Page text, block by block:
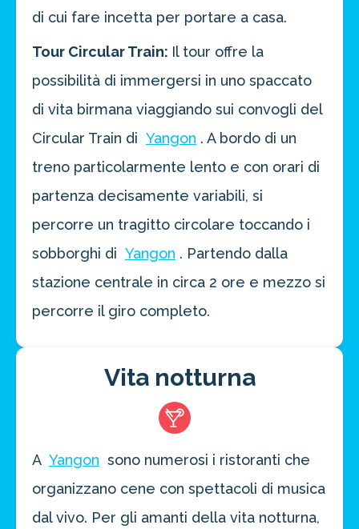
di cui fare incetta per portare a casa.
Tour Circular Train: Il tour offre la
possibilità di immergersi in uno spaccato
di vita birmana viaggiando sui convogli del
Circular Train di Yangon . A bordo di un
treno particolarmente lento e con orari di
partenza decisamente variabili, si
percorre un tragitto circolare toccando i
sobborghi di Yangon . Partendo dalla
stazione centrale in circa 2 ore e mezzo si
percorre il giro completo.
Vita notturna
A Yangon sono numerosi i ristoranti che
organizzano cene con spettacoli di musica
dal vivo. Per gli amanti della vita notturna,